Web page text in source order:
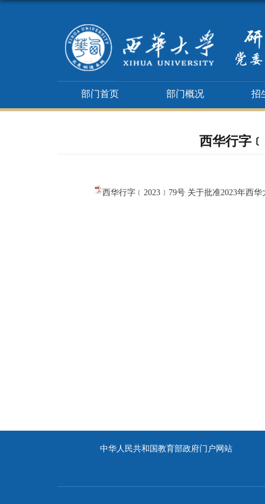
部门首页 部门概况 招
西华行字
西华行字﹝2023﹞79号 关于批准2023年西
中华人民共和国教育部政府门户网站